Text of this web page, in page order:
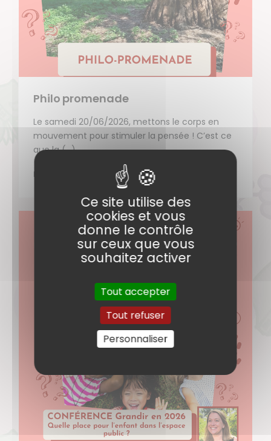
Philo promenade
Le samedi 20/06/2026, mettons le corps en
mouvement pour stimuler la pensée ! C’est ce
que la (…)
DÉCOUVRIR
Ce site utilise des
cookies et vous
donne le contrôle
sur ceux que vous
souhaitez activer
Tout accepter
Tout refuser
Personnaliser